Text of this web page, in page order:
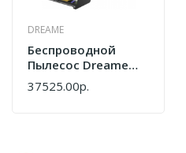
DREAME
Беспроводной
Пылесос Dreame
R20 Essential
VZV30A
37525.00р.